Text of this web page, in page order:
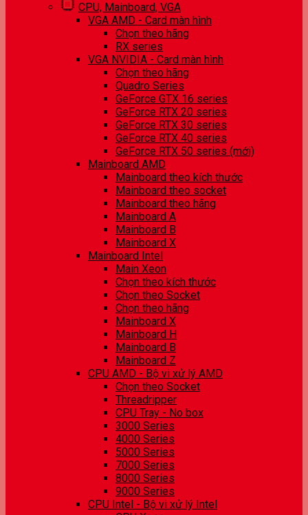
CPU, Mainboard, VGA
VGA AMD - Card màn hình
Chọn theo hãng
RX series
VGA NVIDIA - Card màn hình
Chọn theo hãng
Quadro Series
GeForce GTX 16 series
GeForce RTX 20 series
GeForce RTX 30 series
GeForce RTX 40 series
GeForce RTX 50 series (mới)
Mainboard AMD
Mainboard theo kích thước
Mainboard theo socket
Mainboard theo hãng
Mainboard A
Mainboard B
Mainboard X
Mainboard Intel
Main Xeon
Chọn theo kích thước
Chọn theo Socket
Chọn theo hãng
Mainboard X
Mainboard H
Mainboard B
Mainboard Z
CPU AMD - Bộ vi xử lý AMD
Chọn theo Socket
Threadripper
CPU Tray - No box
3000 Series
4000 Series
5000 Series
7000 Series
8000 Series
9000 Series
CPU Intel - Bộ vi xử lý Intel